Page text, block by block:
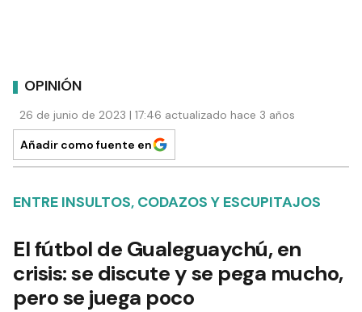
OPINIÓN
26 de junio de 2023 | 17:46 actualizado hace 3 años
Añadir como fuente en
ENTRE INSULTOS, CODAZOS Y ESCUPITAJOS
El fútbol de Gualeguaychú, en
crisis: se discute y se pega mucho,
pero se juega poco